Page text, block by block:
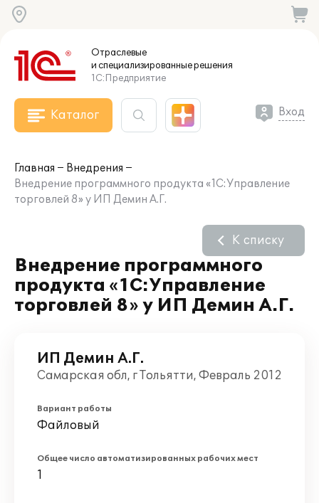
Отраслевые
и специализированныерешения
1С:Предприятие
Каталог Вход
Главная
Внедрения
Внедрение программного продукта «1С:Управление
торговлей 8» у ИП Демин А.Г.
Внедрение программного
продукта «1С:Управление
торговлей 8» у ИП Демин А.Г.
К списку
ИП Демин А.Г.
Самарская обл, г Тольятти, Февраль 2012
Вариант работы
Файловый
Общее число автоматизированных рабочих мест
1